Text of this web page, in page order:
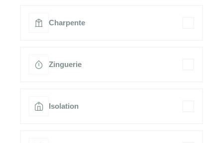
Charpente
Zinguerie
Isolation